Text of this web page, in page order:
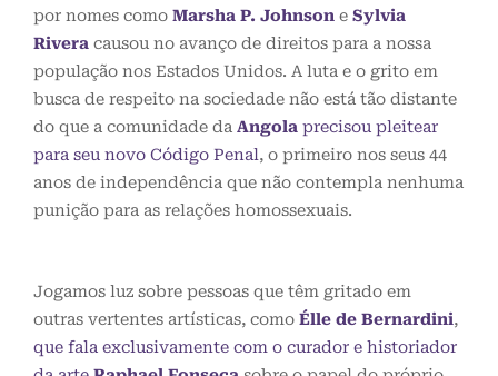
por nomes como Marsha P. Johnson e Sylvia
Rivera causou no avanço de direitos para a nossa
população nos Estados Unidos. A luta e o grito em
busca de respeito na sociedade não está tão distante
do que a comunidade da Angola precisou pleitear
para seu novo Código Penal, o primeiro nos seus 44
anos de independência que não contempla nenhuma
punição para as relações homossexuais.
Jogamos luz sobre pessoas que têm gritado em
outras vertentes artísticas, como Élle de Bernardini,
que fala exclusivamente com o curador e historiador